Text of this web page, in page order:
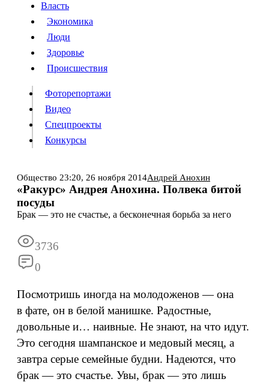
Власть
Происшествия
Видео
Конкурсы
Информация ПодпискаРекламаВсе новостиАрхив
Власть
Экономика
Люди
Здоровье
Происшествия
Фоторепортажи
Видео
Спецпроекты
Конкурсы
Общество 23:20, 26 ноября 2014Андрей Анохин
«Ракурс» Андрея Анохина. Полвека битой
посуды
Брак — это не счастье, а бесконечная борьба за него
3736
0
Посмотришь иногда на молодоженов — она
в фате, он в белой манишке. Радостные,
довольные и… наивные. Не знают, на что идут.
Это сегодня шампанское и медовый месяц, а
завтра серые семейные будни. Надеются, что
брак — это счастье. Увы, брак — это лишь